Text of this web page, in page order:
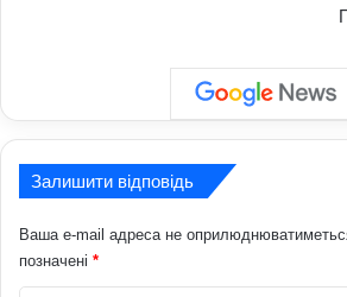
Залишити відповідь
Ваша e-mail адреса не
позначені *